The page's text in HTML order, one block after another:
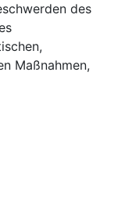
des
Maßnahmen,